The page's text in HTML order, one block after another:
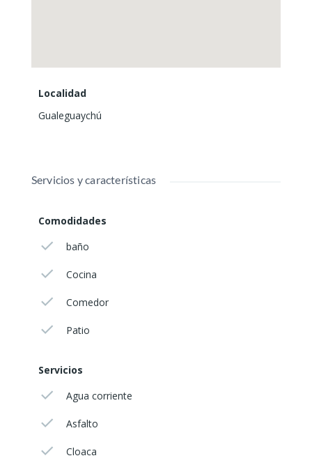
Localidad
Gualeguaychú
Servicios y características
Comodidades
baño
Cocina
Comedor
Patio
Servicios
Agua corriente
Asfalto
Cloaca